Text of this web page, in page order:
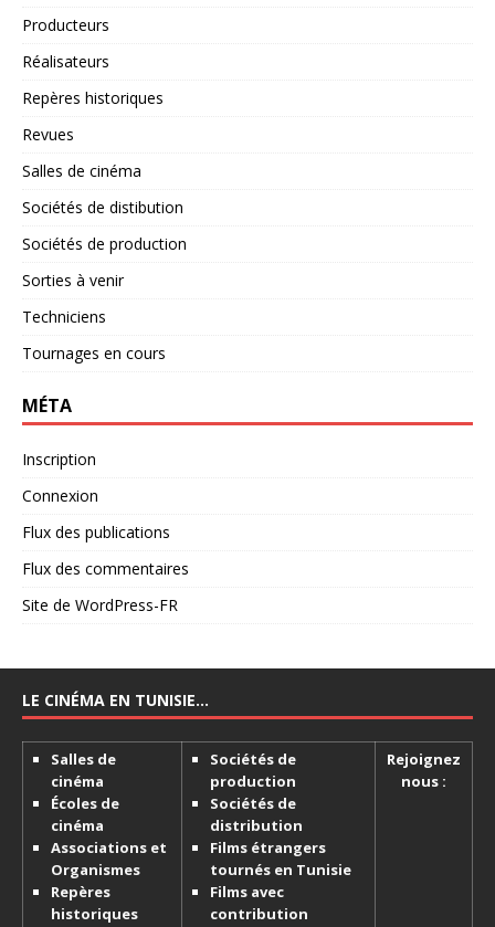
Producteurs
Réalisateurs
Repères historiques
Revues
Salles de cinéma
Sociétés de distibution
Sociétés de production
Sorties à venir
Techniciens
Tournages en cours
MÉTA
Inscription
Connexion
Flux des publications
Flux des commentaires
Site de WordPress-FR
LE CINÉMA EN TUNISIE…
Salles de
cinéma
Écoles de
cinéma
Associations et
Organismes
Repères
historiques
Sociétés de
production
Sociétés de
distribution
Films étrangers
tournés en Tunisie
Films avec
contribution
Rejoignez
nous :